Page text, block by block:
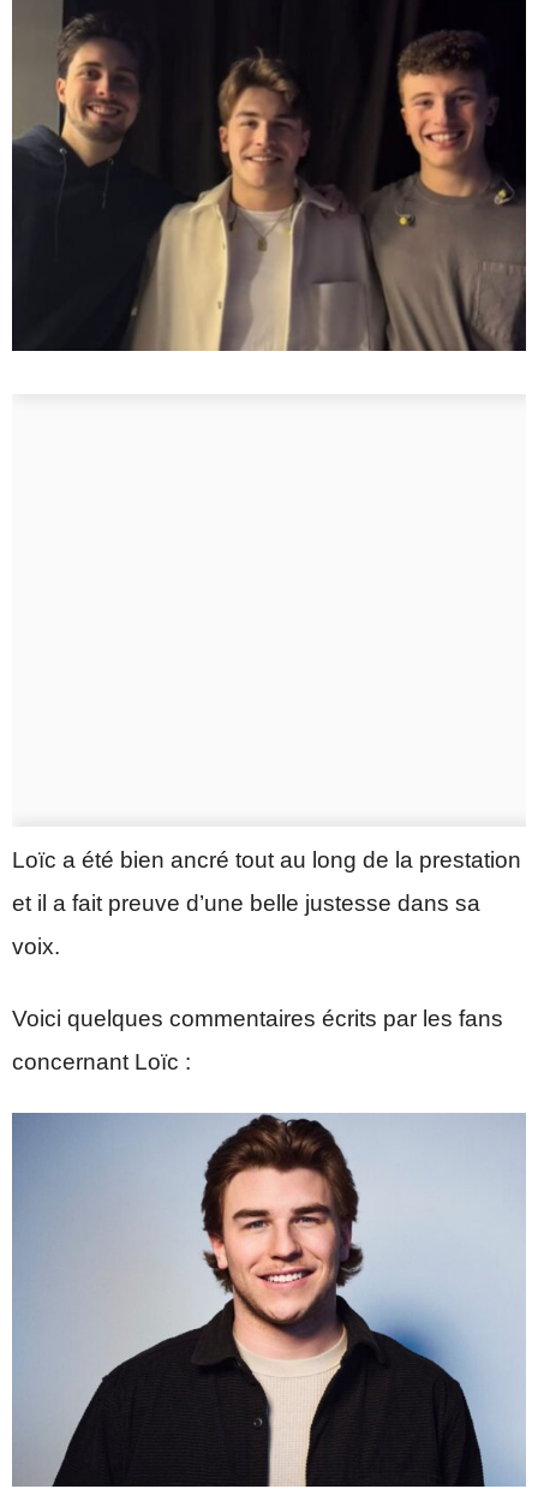
Loïc a été bien ancré tout au long de la prestation
et il a fait preuve d’une belle justesse dans sa
voix.
Voici quelques commentaires écrits par les fans
concernant Loïc :